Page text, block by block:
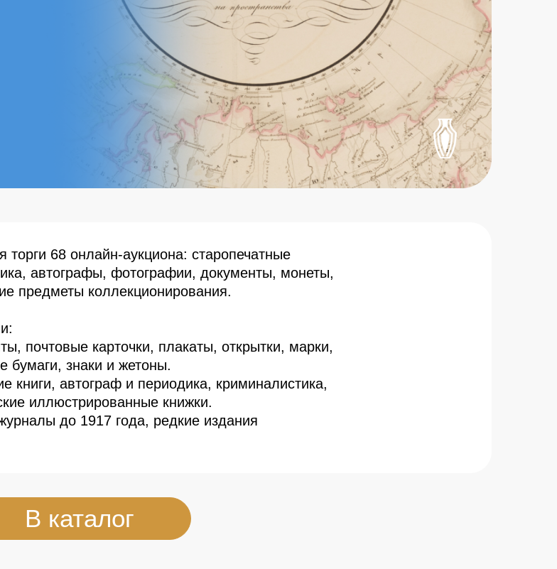
торги 68 онлайн-аукциона: старопечатные
автографы, фотографии, документы, монеты,
предметы коллекционирования.
почтовые карточки, плакаты, открытки, марки,
бумаги, знаки и жетоны.
книги, автограф и периодика, криминалистика,
иллюстрированные книжки.
до 1917 года, редкие издания
В каталог